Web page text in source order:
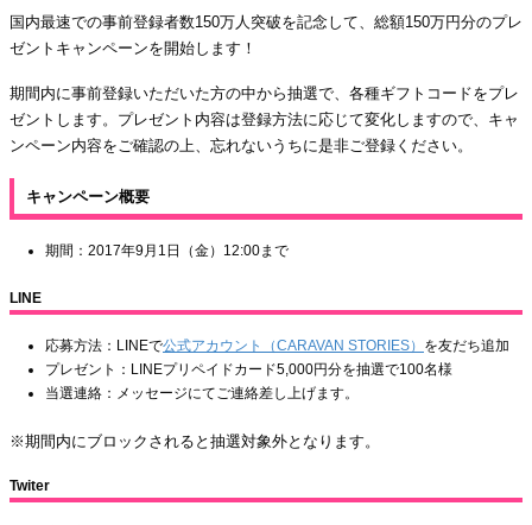
国内最速での事前登録者数150万人突破を記念して、総額150万円分のプレ
ゼントキャンペーンを開始します！
期間内に事前登録いただいた方の中から抽選で、各種ギフトコードをプレ
ゼントします。プレゼント内容は登録方法に応じて変化しますので、キャ
ンペーン内容をご確認の上、忘れないうちに是非ご登録ください。
キャンペーン概要
期間：2017年9月1日（金）12:00まで
LINE
応募方法：LINEで公式アカウント（CARAVAN STORIES） を友だち追加
プレゼント：LINEプリペイドカード5,000円分を抽選で100名様
当選連絡：メッセージにてご連絡差し上げます。
※期間内にブロックされると抽選対象外となります。
Twiter